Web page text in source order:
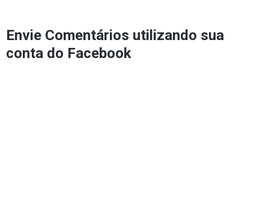
Envie Comentários utilizando sua
conta do Facebook